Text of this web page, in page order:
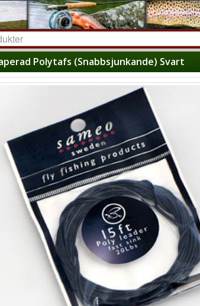
Polytafs (Snabbsjunkande) Svart